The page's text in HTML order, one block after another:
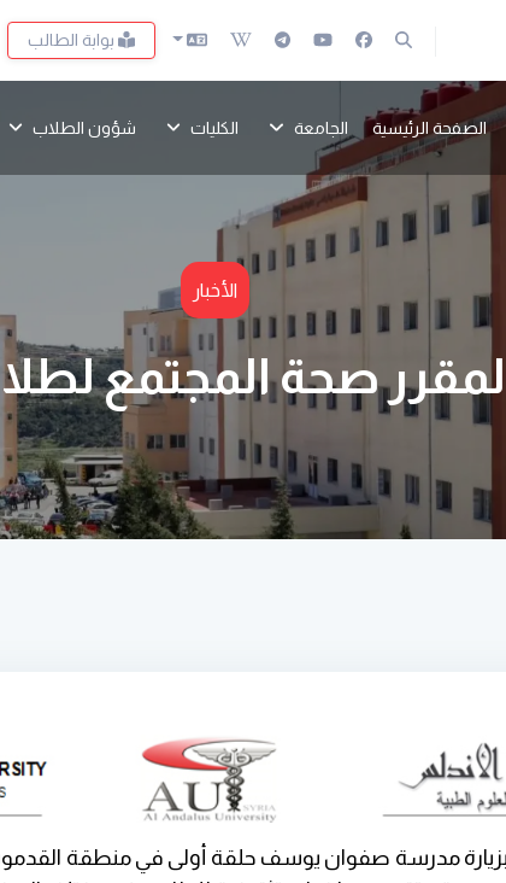
بوابة الطالب
الصفحة الرئيسية الجامعة الكليات شؤون الطلاب
الأخبار
صحة المجتمع
بزيارة مدرسة صفوان يوسف حلقة أولى في منطقة